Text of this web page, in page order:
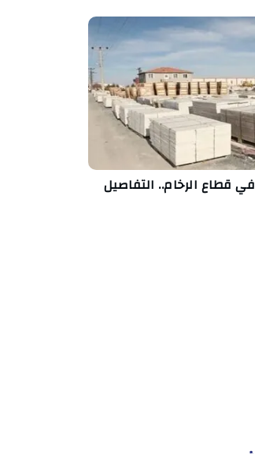
في قطاع الرخام.. التفاصيل